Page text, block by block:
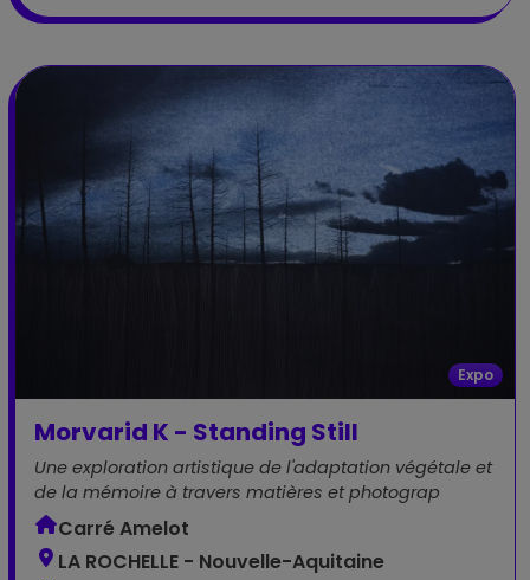
Expo
Morvarid K - Standing Still
Une exploration artistique de l'adaptation végétale et
de la mémoire à travers matières et photograp
Carré Amelot
LA ROCHELLE - Nouvelle-Aquitaine